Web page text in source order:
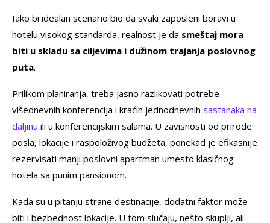
Iako bi idealan scenario bio da svaki zaposleni boravi u
hotelu visokog standarda, realnost je da smeštaj mora
biti u skladu sa ciljevima i dužinom trajanja poslovnog
puta.
Prilikom planiranja, treba jasno razlikovati potrebe
višednevnih konferencija i kraćih jednodnevnih sastanaka na
daljinu ili u konferencijskim salama. U zavisnosti od prirode
posla, lokacije i raspoloživog budžeta, ponekad je efikasnije
rezervisati manji poslovni apartman umesto klasičnog
hotela sa punim pansionom.
Kada su u pitanju strane destinacije, dodatni faktor može
biti i bezbednost lokacije. U tom slučaju, nešto skuplji, ali